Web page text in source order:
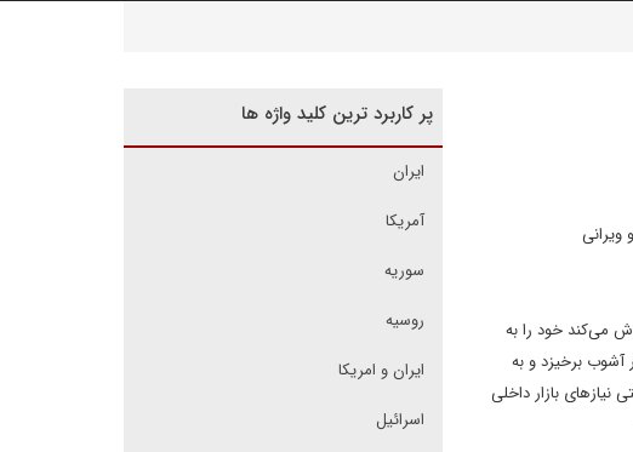
می‌کند خود را به
آشوب برخیزد و به
بازار داخلی
پر کاربرد ترین کلید واژه ها
ایران
آمریکا
سوریه
روسیه
ایران و امریکا
اسرائیل